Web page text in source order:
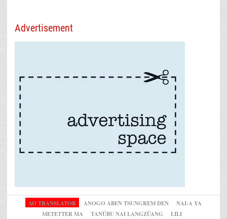
Advertisement
AO TRANSLATOR ANOGO ABEN TSUNGREM DEN
NAI-A YA
METETTER MA
TANÜBU NAI LANGZÜANG LILI